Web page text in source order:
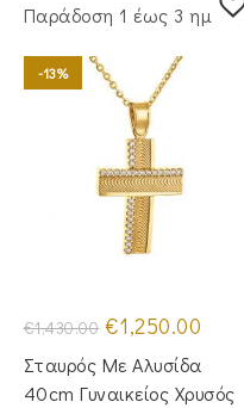
Παράδoση 1 έως 3 ημέρες
-13%
€1,430.00 Original
price
was:
€1,430.00.
€1,250.00
είναι:
Σταυρός Mε Aλυσίδα
40cm Γυναικείος Χρυσός